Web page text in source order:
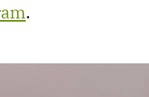
.